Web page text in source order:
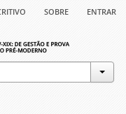
sobre entrar